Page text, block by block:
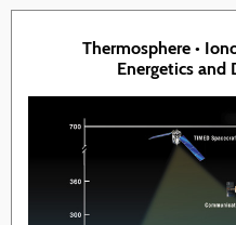
Thermosphere •
Energetics and